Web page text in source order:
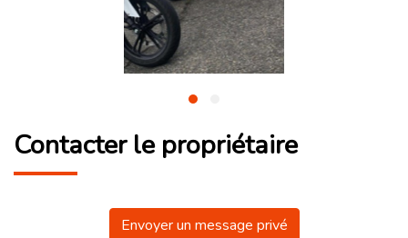
Contacter le propriétaire
Envoyer un message privé